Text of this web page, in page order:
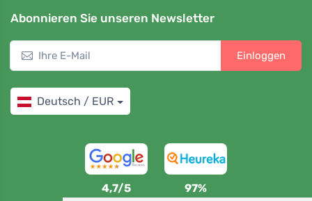
Abonnieren Sie unseren Newsletter
Einloggen
Deutsch / EUR
4,7/5 97%